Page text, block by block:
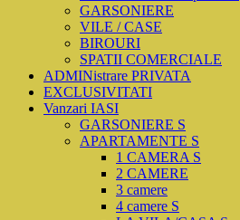
GARSONIERE
VILE / CASE
BIROURI
SPATII COMERCIALE
ADMINistrare PRIVATA
EXCLUSIVITATI
Vanzari IASI
GARSONIERE S
APARTAMENTE S
1 CAMERA S
2 CAMERE
3 camere
4 camere S